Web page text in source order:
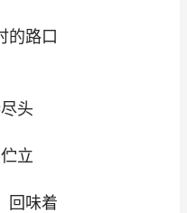
路口
头
立
味着